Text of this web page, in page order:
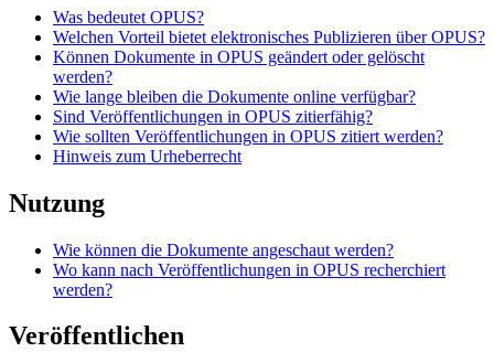
Was bedeutet OPUS?
Welchen Vorteil bietet elektronisches Publizieren über OPUS?
Können Dokumente in OPUS geändert oder gelöscht
werden?
Wie lange bleiben die Dokumente online verfügbar?
Sind Veröffentlichungen in OPUS zitierfähig?
Wie sollten Veröffentlichungen in OPUS zitiert werden?
Hinweis zum Urheberrecht
Nutzung
Wie können die Dokumente angeschaut werden?
Wo kann nach Veröffentlichungen in OPUS recherchiert
werden?
Veröffentlichen